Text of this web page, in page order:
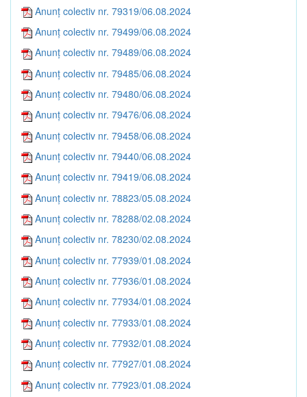
Anunț colectiv nr. 79319/06.08.2024
Anunț colectiv nr. 79499/06.08.2024
Anunț colectiv nr. 79489/06.08.2024
Anunț colectiv nr. 79485/06.08.2024
Anunț colectiv nr. 79480/06.08.2024
Anunț colectiv nr. 79476/06.08.2024
Anunț colectiv nr. 79458/06.08.2024
Anunț colectiv nr. 79440/06.08.2024
Anunț colectiv nr. 79419/06.08.2024
Anunț colectiv nr. 78823/05.08.2024
Anunț colectiv nr. 78288/02.08.2024
Anunț colectiv nr. 78230/02.08.2024
Anunț colectiv nr. 77939/01.08.2024
Anunț colectiv nr. 77936/01.08.2024
Anunț colectiv nr. 77934/01.08.2024
Anunț colectiv nr. 77933/01.08.2024
Anunț colectiv nr. 77932/01.08.2024
Anunț colectiv nr. 77927/01.08.2024
Anunț colectiv nr. 77923/01.08.2024